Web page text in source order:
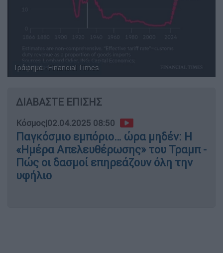
Γράφημα - Financial Times
ΔΙΑΒΑΣΤΕ ΕΠΙΣΗΣ
Κόσμος|02.04.2025 08:50
Παγκόσμιο εμπόριο… ώρα μηδέν: Η
«Ημέρα Απελευθέρωσης» του Τραμπ -
Πώς οι δασμοί επηρεάζουν όλη την
υφήλιο